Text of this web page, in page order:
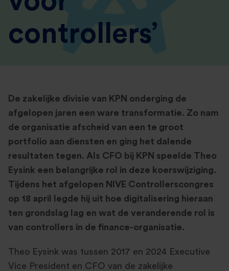
controllers’
De zakelijke divisie van KPN onderging de
afgelopen jaren een ware transformatie. Zo nam
de organisatie afscheid van een te groot
portfolio aan diensten en ging het dalende
resultaten tegen. Als CFO bij KPN speelde Theo
Eysink een belangrijke rol in deze koerswijziging.
Tijdens het afgelopen NIVE Controllerscongres
op 18 april legde hij uit hoe digitalisering hieraan
ten grondslag lag en wat de veranderende rol is
van controllers in de finance-organisatie.
Theo Eysink was tussen 2017 en 2024 Executive
Vice President en CFO van de zakelijke